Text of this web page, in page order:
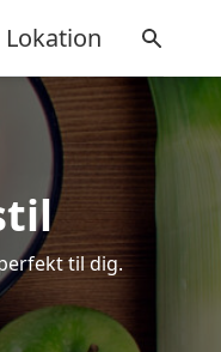
Lokation
til dig.